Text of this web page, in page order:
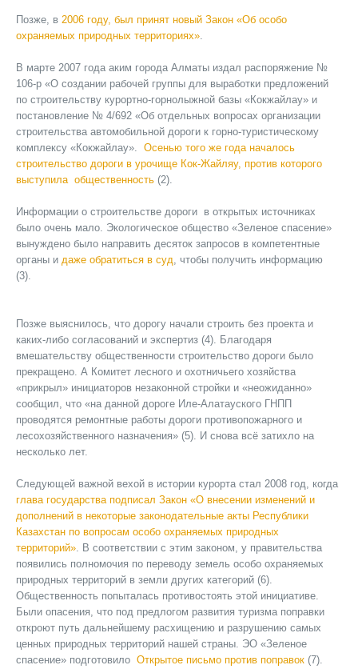
Позже, в 2006 году, был принят новый Закон «Об особо
охраняемых природных территориях».
В марте 2007 года аким города Алматы издал распоряжение №
106-р «О создании рабочей группы для выработки предложений
по строительству курортно-горнолыжной базы «Кокжайлау» и
постановление № 4/692 «Об отдельных вопросах организации
строительства автомобильной дороги к горно-туристическому
комплексу «Кокжайлау». Осенью того же года началось
строительство дороги в урочище Кок-Жайляу, против которого
выступила общественность (2).
Информации о строительстве дороги в открытых источниках
было очень мало. Экологическое общество «Зеленое спасение»
вынуждено было направить десяток запросов в компетентные
органы и даже обратиться в суд, чтобы получить информацию
(3).
Позже выяснилось, что дорогу начали строить без проекта и
каких-либо согласований и экспертиз (4). Благодаря
вмешательству общественности строительство дороги было
прекращено. А Комитет лесного и охотничьего хозяйства
«прикрыл» инициаторов незаконной стройки и «неожиданно»
сообщил, что «на данной дороге Иле-Алатауского ГНПП
проводятся ремонтные работы дороги противопожарного и
лесохозяйственного назначения» (5). И снова всё затихло на
несколько лет.
Следующей важной вехой в истории курорта стал 2008 год, когда
глава государства подписал Закон «О внесении изменений и
дополнений в некоторые законодательные акты Республики
Казахстан по вопросам особо охраняемых природных
территорий». В соответствии с этим законом, у правительства
появились полномочия по переводу земель особо охраняемых
природных территорий в земли других категорий (6).
Общественность попыталась противостоять этой инициативе.
Были опасения, что под предлогом развития туризма поправки
откроют путь дальнейшему расхищению и разрушению самых
ценных природных территорий нашей страны. ЭО «Зеленое
спасение» подготовило Открытое письмо против поправок (7).